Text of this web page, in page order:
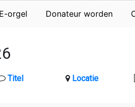
orgel Donateur worden
Titel Locatie